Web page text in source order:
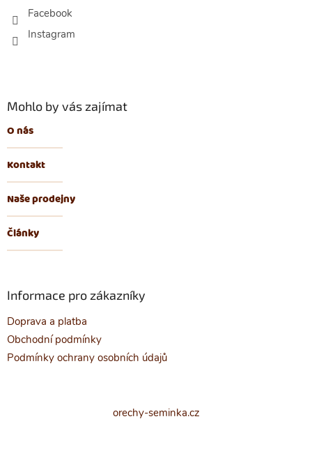
Facebook
Mohlo by vás zajímat
O nás
Kontakt
Naše prodejny
Články
Informace pro zákazníky
Doprava a platba
Obchodní podmínky
Podmínky ochrany osobních údajů
orechy-seminka.cz